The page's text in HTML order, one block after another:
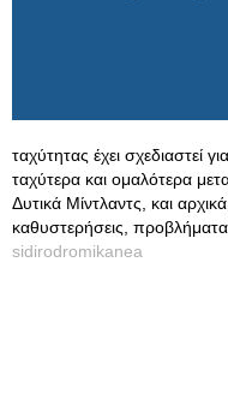
ταχύτητας έχει σχεδιαστεί
ταχύτερα και ομαλότερα
Δυτικά Μίντλαντς, και
καθυστερήσεις,
sidirodromikanea